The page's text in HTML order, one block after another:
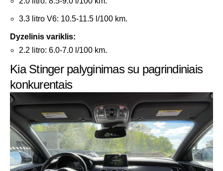
3.3 litro V6: 10.5-11.5 l/100 km.
Dyzelinis variklis:
2.2 litro: 6.0-7.0 l/100 km.
Kia Stinger palyginimas su pagrindiniais
konkurentais